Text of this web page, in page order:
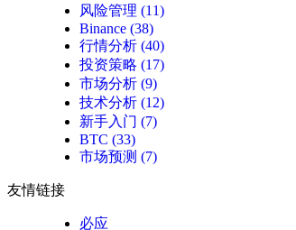
风险管理 (11)
Binance (38)
行情分析 (40)
投资策略 (17)
市场分析 (9)
技术分析 (12)
新手入门 (7)
BTC (33)
市场预测 (7)
友情链接
必应